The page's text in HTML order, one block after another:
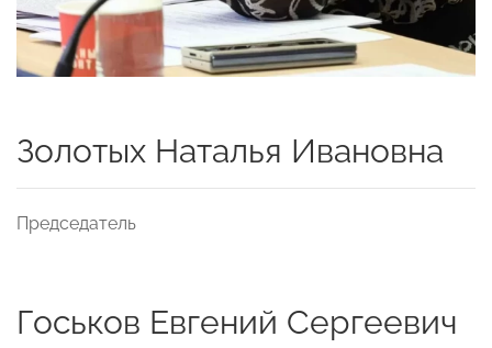
Золотых Наталья Ивановна
Председатель
Госьков Евгений Сергеевич